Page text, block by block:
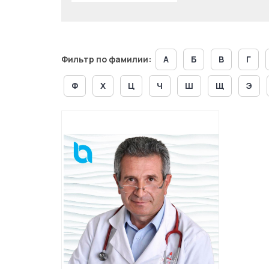
Фильтр по фамилии: А Б В Г
Ф Х Ц Ч Ш Щ Э